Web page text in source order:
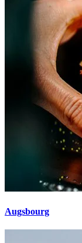
Augsbourg